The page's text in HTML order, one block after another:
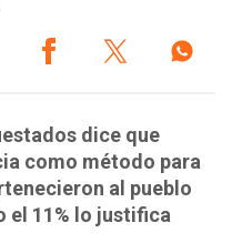
dice que
como método para
al pueblo
el 11% lo justifica